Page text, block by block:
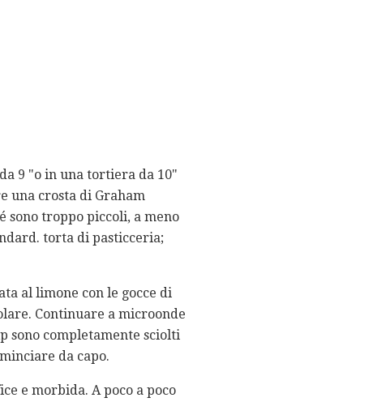
9 "o in una tortiera da 10"
una crosta di Graham
sono troppo piccoli, a meno
torta di pasticceria;
al limone con le gocce di
Continuare a microonde
sono completamente sciolti
da capo.
e morbida. A poco a poco